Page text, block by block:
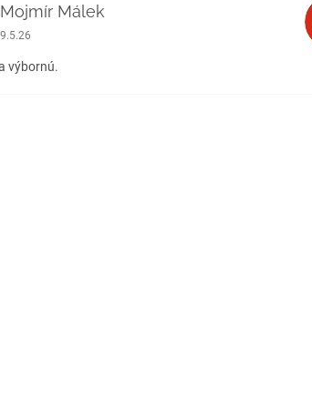
Mojmír Málek
Hodnotenie obchodu je 5 z 5 hviezdičiek.
9.5.26
výbornú.